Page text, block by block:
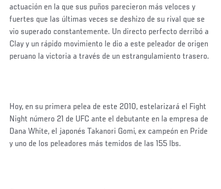
actuación en la que sus puños parecieron más veloces y
fuertes que las últimas veces se deshizo de su rival que se
vio superado constantemente. Un directo perfecto derribó a
Clay y un rápido movimiento le dio a este peleador de origen
peruano la victoria a través de un estrangulamiento trasero.
Hoy, en su primera pelea de este 2010, estelarizará el Fight
Night número 21 de UFC ante el debutante en la empresa de
Dana White, el japonés Takanori Gomi, ex campeón en Pride
y uno de los peleadores más temidos de las 155 lbs.